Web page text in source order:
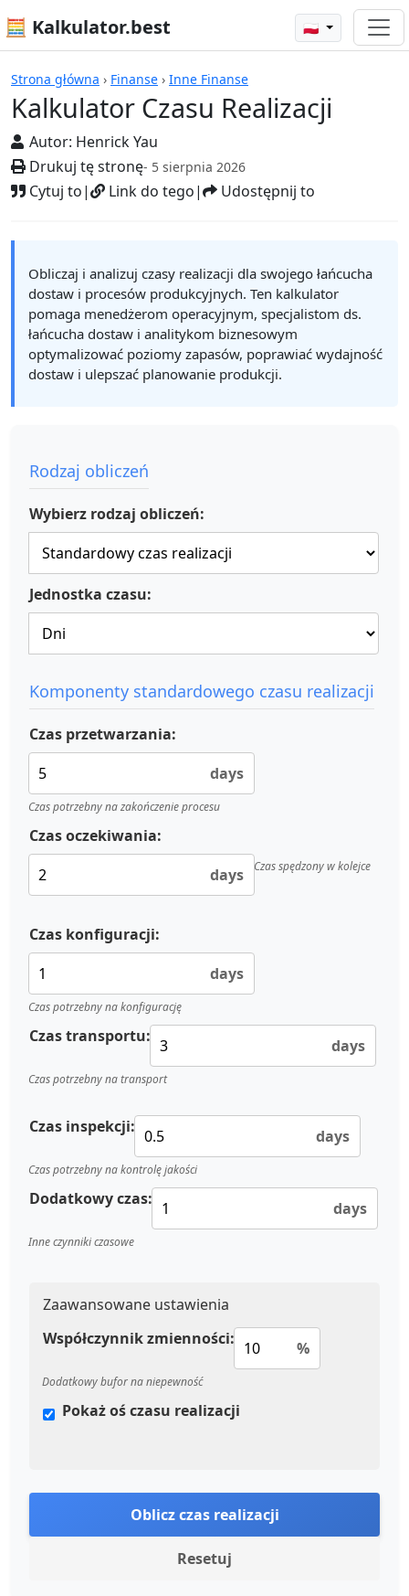
🧮 Kalkulator.best 🇵🇱
Strona główna › Finanse › Inne Finanse
Kalkulator Czasu Realizacji
Autor: Henrick Yau
Drukuj tę stronę- 5 sierpnia 2026
Cytuj to| Link do tego| Udostępnij to
Kalkulatory
Obliczaj i analizuj czasy realizacji dla swojego łańcucha
dostaw i procesów produkcyjnych. Ten kalkulator
pomaga menedżerom operacyjnym, specjalistom ds.
łańcucha dostaw i analitykom biznesowym
optymalizować poziomy zapasów, poprawiać wydajność
dostaw i ulepszać planowanie produkcji.
Rodzaj obliczeń
Wybierz rodzaj obliczeń:
Jednostka czasu:
Komponenty standardowego czasu realizacji
Czas przetwarzania:
days
Czas potrzebny na zakończenie procesu
Czas oczekiwania:
days
Czas spędzony w kolejce
Czas konfiguracji:
days
Czas potrzebny na konfigurację
Czas transportu: days
Czas potrzebny na transport
Czas inspekcji: days
Czas potrzebny na kontrolę jakości
Dodatkowy czas: days
Inne czynniki czasowe
Zaawansowane ustawienia
Współczynnik zmienności:
%
Dodatkowy bufor na niepewność
Pokaż oś czasu realizacji
Oblicz czas realizacji
Resetuj